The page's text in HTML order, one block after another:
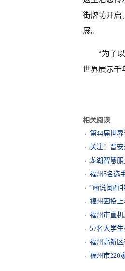
街牌坊开启
展。
“为了
世界展示千
相关阅读
第44届世
关注！晋
龙湖智慧
福州5名选
“画说闽西
福州固投
福州市直机
57名大学
福州高新
福州市220